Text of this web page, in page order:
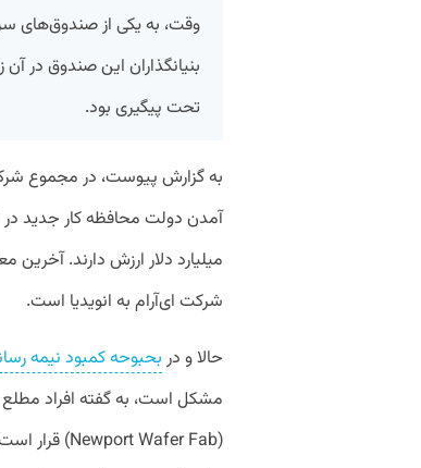
وقت، به یکی از صندوق‌های
بنیانگذاران این صندوق در
تحت پیگیری بود.
میلیارد دلار ارزش دارند.
شرکت ای‌آر‌ام به انویدیا است.
حالا و در بحبوحه کمبود نیمه
مشکل است،‌ به گفته افراد